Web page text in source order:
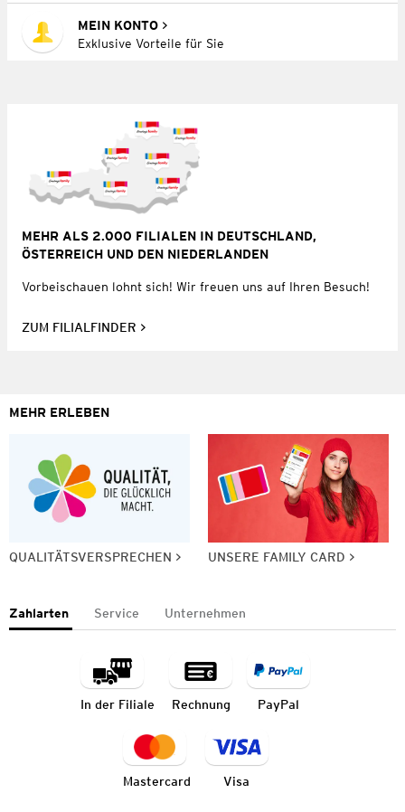
MEIN KONTO
Exklusive Vorteile für Sie
MEHR ALS 2.000 FILIALEN IN DEUTSCHLAND,
ÖSTERREICH UND DEN NIEDERLANDEN
Vorbeischauen lohnt sich! Wir freuen uns auf Ihren Besuch!
ZUM FILIALFINDER
MEHR ERLEBEN
QUALITÄTSVERSPRECHEN UNSERE FAMILY CARD
Zahlarten Service Unternehmen
In der Filiale Rechnung PayPal
Mastercard Visa